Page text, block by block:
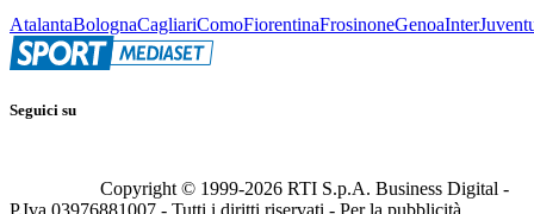
AtalantaBolognaCagliariComoFiorentinaFrosinoneGenoaInter
Seguici su
Copyright © 1999-2026 RTI S.p.A. Business Digital -